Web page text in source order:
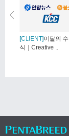
[CLIENT]이달의
식｜Creative ..